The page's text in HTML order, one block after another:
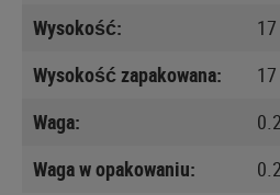
Wysokość:
Wysokość zapakowana:
Waga:
Waga w opakowaniu: